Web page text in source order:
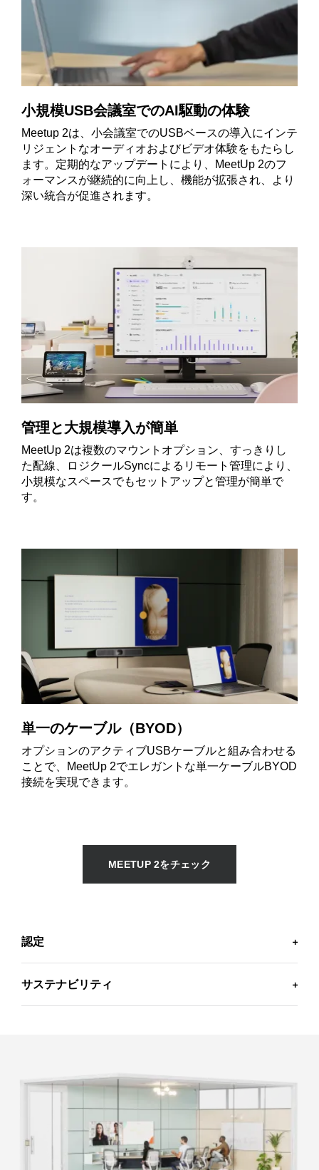
小規模USB会議室でのAI駆動の体験
Meetup 2は、小会議室でのUSBベースの導入にインテ
リジェントなオーディオおよびビデオ体験をもたらし
ます。定期的なアップデートにより、MeetUp 2のフ
ォーマンスが継続的に向上し、機能が拡張され、より
深い統合が促進されます。
管理と大規模導入が簡単
MeetUp 2は複数のマウントオプション、すっきりし
た配線、ロジクールSyncによるリモート管理により、
小規模なスペースでもセットアップと管理が簡単で
す。
単一のケーブル（BYOD）
オプションのアクティブUSBケーブルと組み合わせる
ことで、MeetUp 2でエレガントな単一ケーブルBYOD
接続を実現できます。
MEETUP 2をチェック
認定
Google Meetなどの主要なビデオ会議プラットフォー
認定 を見る >
サステナビリティ
て、環境フットプリントを最小限に抑え、社会変革の
ペースを速める活動に積極的に取り組んでいます。
サステナビリティイニシアティブの詳細